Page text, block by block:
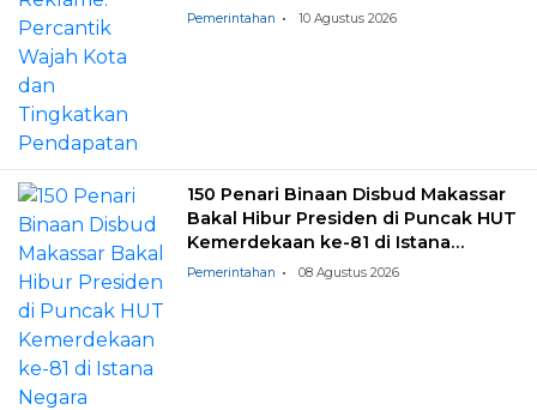
Pemerintahan 10 Agustus 2026
150 Penari Binaan Disbud Makassar
Bakal Hibur Presiden di Puncak HUT
Kemerdekaan ke-81 di Istana
Negara
Pemerintahan 08 Agustus 2026